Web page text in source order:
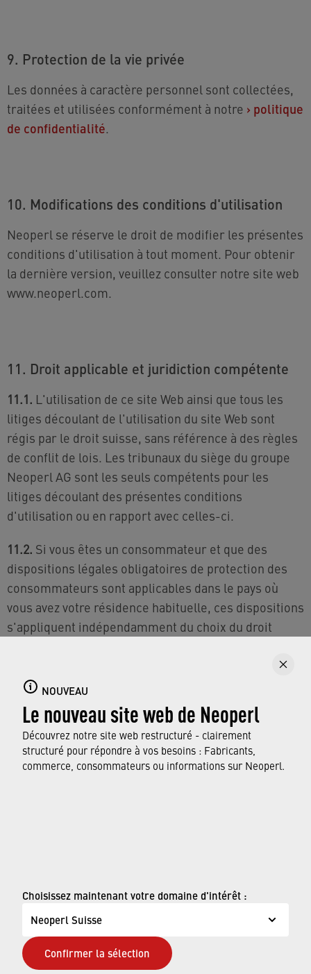
NOUVEAU
Le nouveau site web de Neoperl
Découvrez notre site web restructuré - clairement
structuré pour répondre à vos besoins : Fabricants,
commerce, consommateurs ou informations sur Neoperl.
Choisissez maintenant votre domaine d'intérêt :
Neoperl Suisse
Confirmer la sélection
9. Protection de la vie privée
Les données à caractère personnel sont collectées,
traitées et utilisées conformément à notre › politique
de confidentialité.
10. Modifications des conditions d'utilisation
Neoperl se réserve le droit de modifier les présentes
conditions d'utilisation à tout moment. Pour obtenir
la dernière version, veuillez consulter notre site web
www.neoperl.com.
11. Droit applicable et juridiction compétente
11.1. L'utilisation de ce site Web ainsi que tous les
litiges découlant de l'utilisation du site Web sont
régis par le droit suisse, sans référence à des règles
de conflit de lois. Les tribunaux du siège du groupe
Neoperl AG sont les seuls compétents pour les
litiges découlant des présentes conditions
d'utilisation ou en rapport avec celles-ci.
11.2. Si vous êtes un consommateur et que des
dispositions légales obligatoires de protection des
consommateurs sont applicables dans le pays où
vous avez votre résidence habituelle, ces dispositions
s'appliquent indépendamment du choix du droit
de faire valoir des prétentions en rapport avec les
présentes conditions d'utilisation tant auprès du
tribunal compétent pour votre lieu de résidence que
du tribunal compétent pour le siège du groupe
Neoperl SA. Si Neoperl souhaite faire valoir ses
droits à votre encontre en tant que consommateur,
Mentions légales
Page de confidentialité